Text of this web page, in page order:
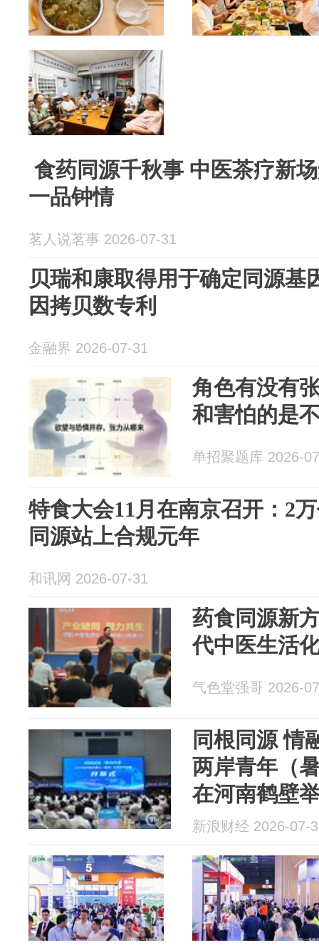
食药同源千秋事 中医茶疗新
一品钟情
茗人说茗事 2026-07-31
贝瑞和康取得用于确定同源基
因拷贝数专利
金融界 2026-07-31
角色有没有
和害怕的是
单招聚题库 2026-
特食大会11月在南京召开：2
同源站上合规元年
和讯网 2026-07-31
药食同源新
代中医生活
气色堂强哥 2026-
同根同源
两岸青年（
在河南鹤壁
新浪财经 2026-07-